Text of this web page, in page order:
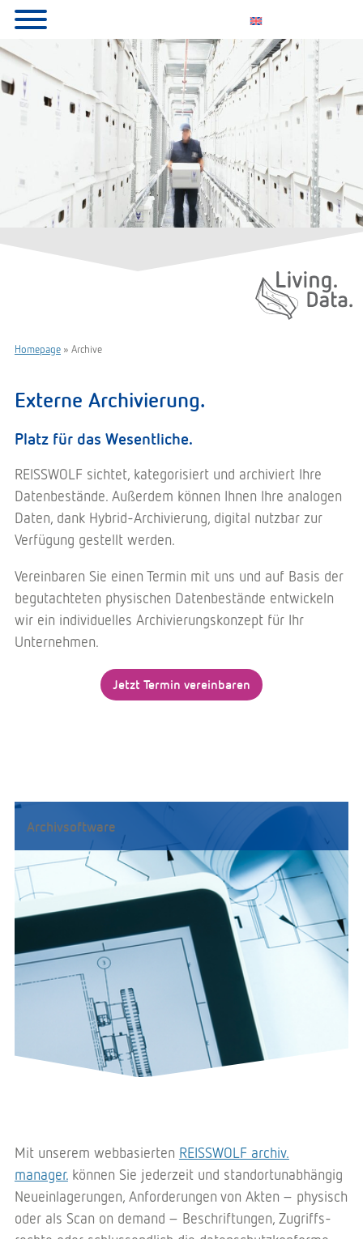
Homepage» Archive
Externe Archivierung.
Platz für das Wesentliche.
REISSWOLF sichtet, kategorisiert und archiviert Ihre
Datenbestände. Außerdem können Ihnen Ihre analogen
Daten, dank Hybrid-Archivierung, digital nutzbar zur
Verfügung gestellt werden.
Vereinbaren Sie einen Termin mit uns und auf Basis der
begutachteten physischen Datenbestände entwickeln
wir ein individuelles Archivierungskonzept für Ihr
Unternehmen.
Jetzt Termin vereinbaren
Archivsoftware
Mit unserem webbasierten REISSWOLF archiv.
manager.können Sie jederzeit und standort­unabhängig
Neu­einlager­ungen, Anforderungen von Akten – physisch
oder als Scan on demand – Beschriftungen, Zugriffs­